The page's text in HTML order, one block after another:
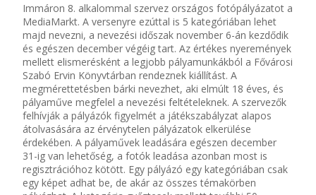
Immáron 8. alkalommal szervez országos fotópályázatot a
MediaMarkt. A versenyre ezúttal is 5 kategóriában lehet
majd nevezni, a nevezési időszak november 6-án kezdődik
és egészen december végéig tart. Az értékes nyeremények
mellett elismerésként a legjobb pályamunkákból a Fővárosi
Szabó Ervin Könyvtárban rendeznek kiállítást. A
megmérettetésben bárki nevezhet, aki elmúlt 18 éves, és
pályaműve megfelel a nevezési feltételeknek. A szervezők
felhívják a pályázók figyelmét a játékszabályzat alapos
átolvasására az érvénytelen pályázatok elkerülése
érdekében. A pályaművek leadására egészen december
31-ig van lehetőség, a fotók leadása azonban most is
regisztrációhoz kötött. Egy pályázó egy kategóriában csak
egy képet adhat be, de akár az összes témakörben